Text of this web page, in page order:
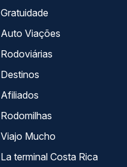
Gratuidade
Auto Viações
Rodoviárias
Destinos
Afiliados
Rodomilhas
Viajo Mucho
La terminal Costa Rica